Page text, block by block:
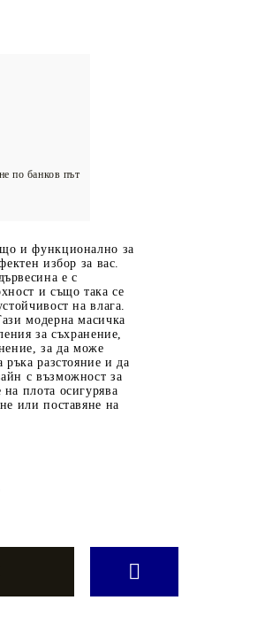
по банков път
и функционално за
избор за вас.
е с
и също така се
на влага.
модерна масичка
за съхранение,
за да може
разстояние и да
с възможност за
плота осигурява
или поставяне на